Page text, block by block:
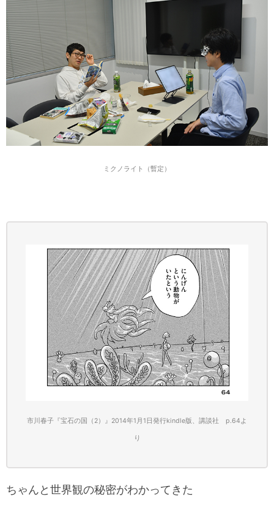
ミクノライト（暫定）
市川春子『宝石の国（2）』2014年1月1日発行kindle版、講談社 p.64よ
り
ちゃんと世界観の秘密がわかってきた